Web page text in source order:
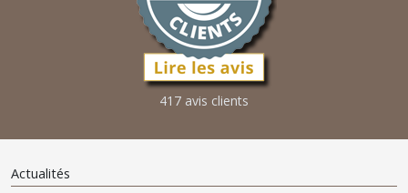
417 avis clients
Actualités